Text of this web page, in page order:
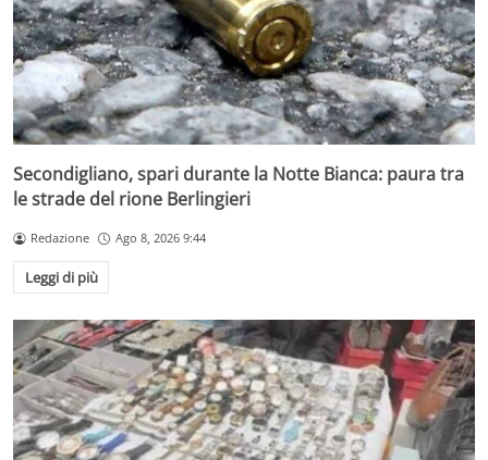
Secondigliano, spari durante la Notte Bianca: paura tra
le strade del rione Berlingieri
Redazione Ago 8, 2026 9:44
Leggi di più